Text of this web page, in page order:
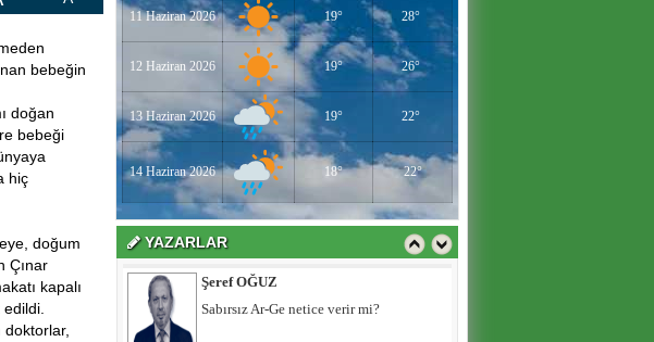
bebeğin
doğan
bebeği
hiç
doğum
Çınar
kapalı
doktorlar,
11 Haziran 2026 19° 28°
12 Haziran 2026 19° 26°
13 Haziran 2026 19° 22°
14 Haziran 2026 18° 22°
YAZARLAR
Utanmalısın Caner Erkin
Hilal Kaplan
DEAŞ bitti sırada ne var?
Şeref OĞUZ
Sabırsız Ar-Ge netice verir mi?
Hıncal ULUÇ
“İki korkak!.. Bir eyyamcı” var. Futbol